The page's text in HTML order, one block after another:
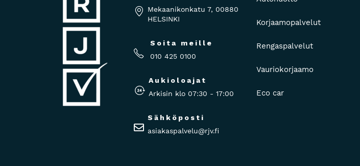
Mekaanikonkatu 7, 00880
HELSINKI
Soita meille
010 425 0100
Aukioloajat
Arkisin klo 07:30 - 17:00
Sähköposti
asiakaspalvelu@rjv.fi
Korjaamopalvelut
Rengaspalvelut
Vauriokorjaamo
Eco car